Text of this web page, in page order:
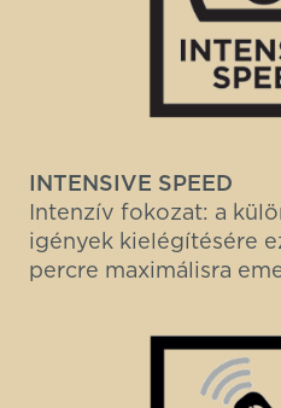
INTENSIVE SPEED
Intenzív fokozat: a
igények kielégítésére
percre maximálisra